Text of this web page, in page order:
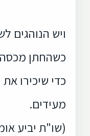
ויש הנוהגים
כשהחתן
כדי שיכירו
מעידים.
(שו"ת יביע